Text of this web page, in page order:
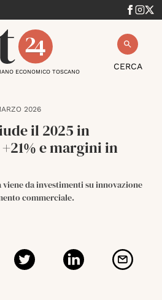
CERCA
ECONOMICO TOSCANO
2026
il 2025 in
e margini in
viene da investimenti su innovazione
commerciale.